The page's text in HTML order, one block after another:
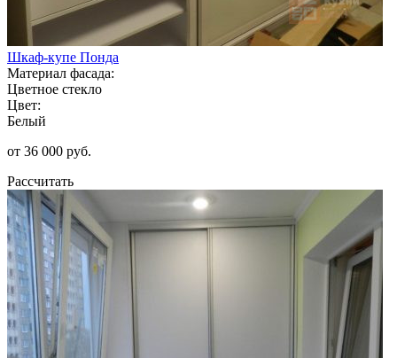
Шкаф-купе Понда
Материал фасада:
Цветное стекло
Цвет:
Белый
от 36 000 руб.
Рассчитать